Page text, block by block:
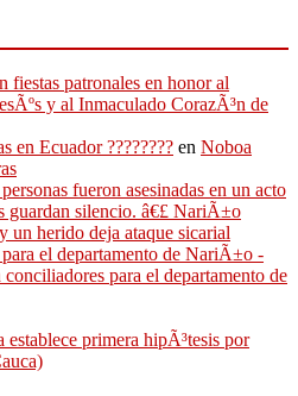
fiestas patronales en honor al
y al Inmaculado CorazÃ³n de
en Ecuador ???????? en Noboa
fueron asesinadas en un acto
guardan silencio. â€£ NariÃ±o
un herido deja ataque sicarial
el departamento de NariÃ±o -
para el departamento de
establece primera hipÃ³tesis por